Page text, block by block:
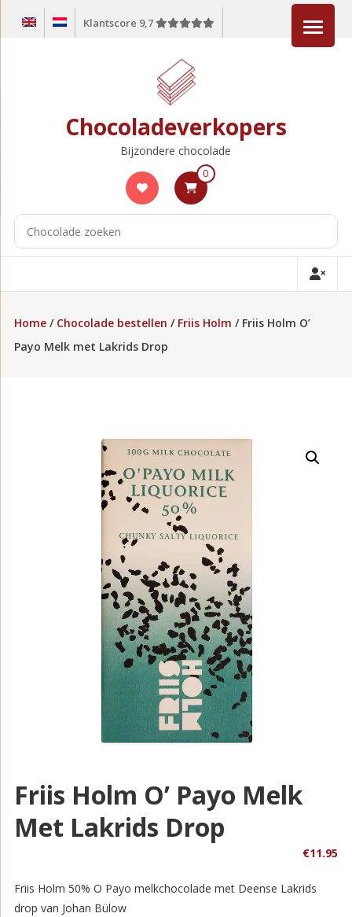
Klantscore 9,7
Chocoladeverkopers
Bijzondere chocolade
0
Home/ Chocolade bestellen / Friis Holm / Friis Holm O’
Payo Melk met Lakrids Drop
Friis Holm O’ Payo Melk
Met Lakrids Drop
€11.95
Friis Holm 50% O Payo melkchocolade met Deense Lakrids
drop van Johan Bülow